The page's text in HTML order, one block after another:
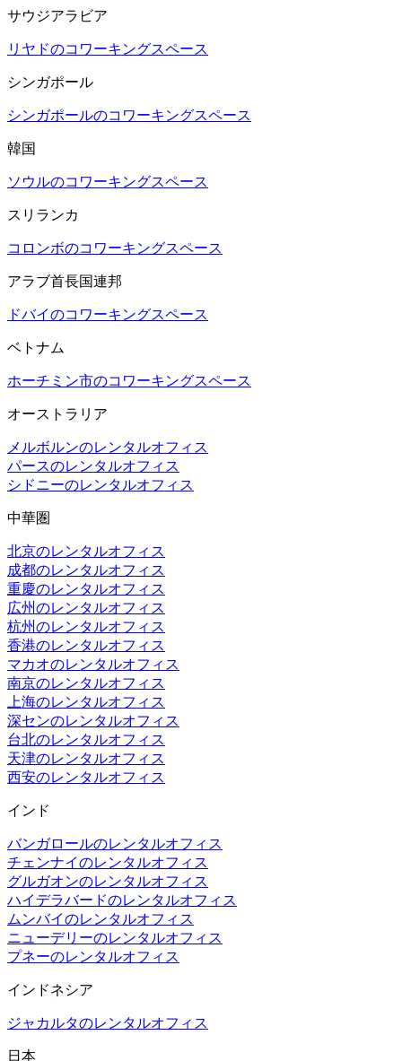
サウジアラビア
リヤドのコワーキングスペース
シンガポール
シンガポールのコワーキングスペース
韓国
ソウルのコワーキングスペース
スリランカ
コロンボのコワーキングスペース
アラブ首長国連邦
ドバイのコワーキングスペース
ベトナム
ホーチミン市のコワーキングスペース
オーストラリア
メルボルンのレンタルオフィス
パースのレンタルオフィス
シドニーのレンタルオフィス
中華圏
北京のレンタルオフィス
成都のレンタルオフィス
重慶のレンタルオフィス
広州のレンタルオフィス
杭州のレンタルオフィス
香港のレンタルオフィス
マカオのレンタルオフィス
南京のレンタルオフィス
上海のレンタルオフィス
深センのレンタルオフィス
台北のレンタルオフィス
天津のレンタルオフィス
西安のレンタルオフィス
インド
バンガロールのレンタルオフィス
チェンナイのレンタルオフィス
グルガオンのレンタルオフィス
ハイデラバードのレンタルオフィス
ムンバイのレンタルオフィス
ニューデリーのレンタルオフィス
プネーのレンタルオフィス
インドネシア
ジャカルタのレンタルオフィス
日本